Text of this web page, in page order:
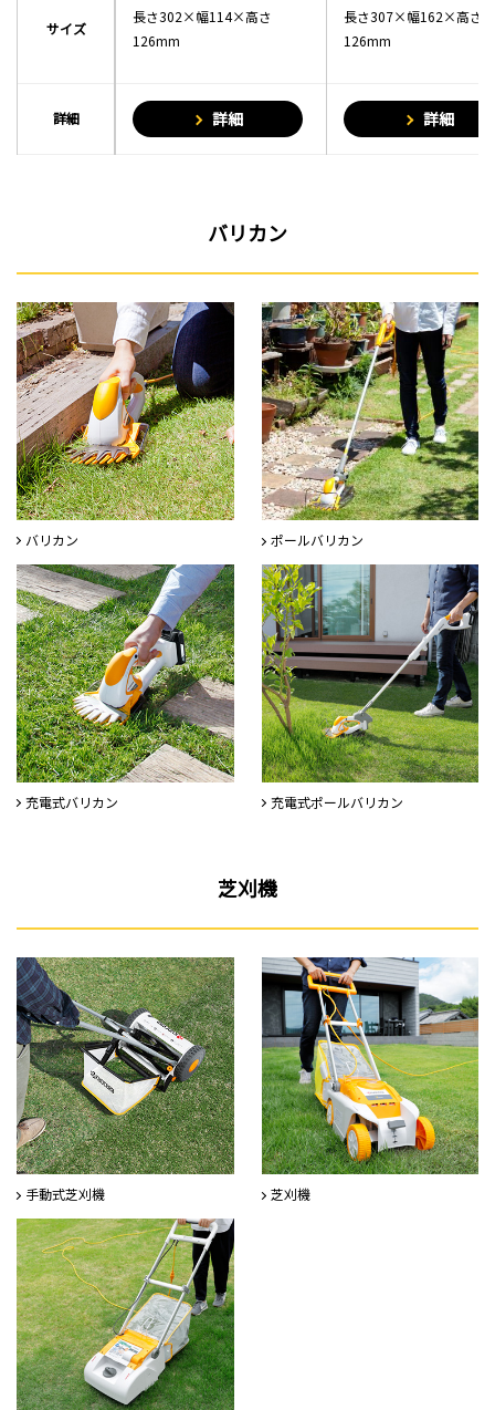
サイズ
長さ302×幅114×高さ
126mm
長さ307×幅162×高さ
126mm
詳細 詳細 詳細
サイズ
長さ302×幅114×高さ
126mm
長さ307×幅162×高さ
126mm
詳細 詳細 詳細
バリカン
バリカン ポールバリカン
充電式バリカン 充電式ポールバリカン
芝刈機
⼿動式芝刈機 芝刈機